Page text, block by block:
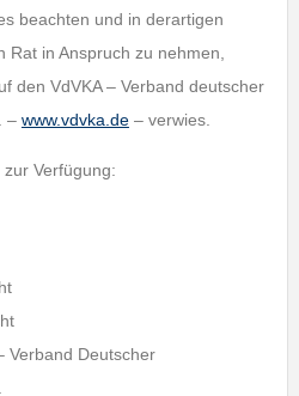
beachten und in derartigen
in Anspruch zu nehmen,
den VdVKA – Verband deutscher
– www.vdvka.de– verwies.
Verfügung:
Verband Deutscher